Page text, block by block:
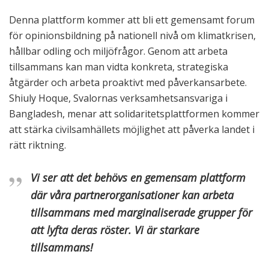
Denna plattform kommer att bli ett gemensamt forum
för opinionsbildning på nationell nivå om klimatkrisen,
hållbar odling och miljöfrågor. Genom att arbeta
tillsammans kan man vidta konkreta, strategiska
åtgärder och arbeta proaktivt med påverkansarbete.
Shiuly Hoque, Svalornas verksamhetsansvariga i
Bangladesh, menar att solidaritetsplattformen kommer
att stärka civilsamhällets möjlighet att påverka landet i
rätt riktning.
Vi ser att det behövs en gemensam plattform
där våra partnerorganisationer kan arbeta
tillsammans med marginaliserade grupper för
att lyfta deras röster. Vi är starkare
tillsammans!